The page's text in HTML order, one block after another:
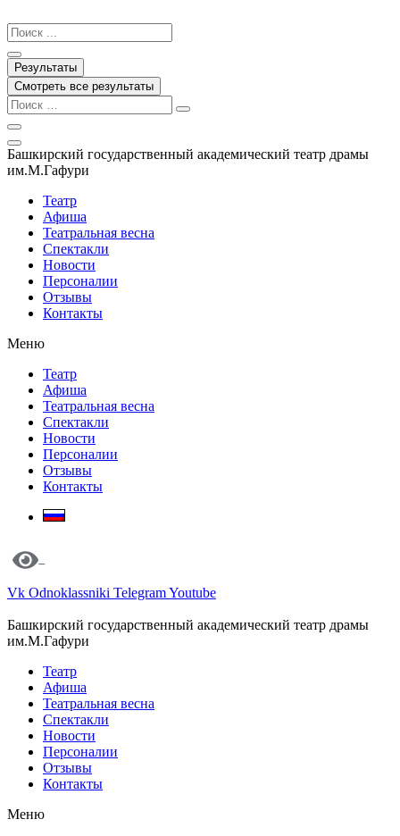
к
содержимому
Search
...
Результаты
Смотреть все результаты
Башкирский государственный академический театр драмы
им.М.Гафури
Театр
Афиша
Театральная весна
Спектакли
Новости
Персоналии
Отзывы
Контакты
Меню
Театр
Афиша
Театральная весна
Спектакли
Новости
Персоналии
Отзывы
Контакты
Vk Odnoklassniki TelegramYoutube
Башкирский государственный академический театр драмы
им.М.Гафури
Театр
Афиша
Театральная весна
Спектакли
Новости
Персоналии
Отзывы
Контакты
Меню